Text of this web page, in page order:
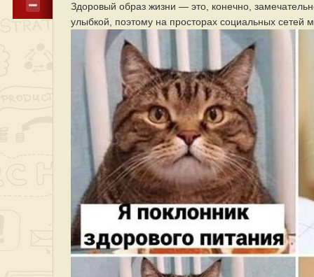
Здоровый образ жизни — это, конечно,
улыбкой, поэтому на просторах социальных сетей